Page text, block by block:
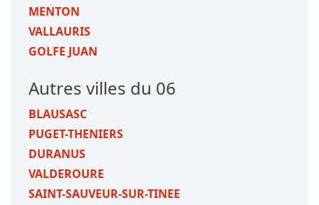
MENTON
VALLAURIS
GOLFE JUAN
Autres villes du 06
BLAUSASC
PUGET-THENIERS
DURANUS
VALDEROURE
SAINT-SAUVEUR-SUR-TINEE